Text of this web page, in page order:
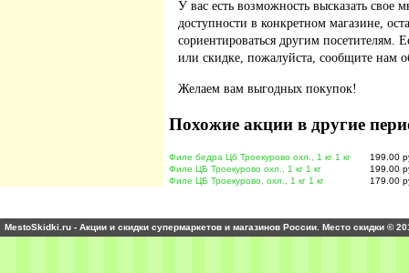
У вас есть возможность высказать свое
доступности в конкретном магазине,
сориентироваться другим
или скидке, пожалуйста, сообщите нам
Желаем вам выгодных покупок!
Похожие акции в другие
Филе бедра Цб Троекурово охл., 1 кг 1 кг
199.00
Филе ЦБ Троекурово охл., 1 кг 1 кг
199.00
Филе ЦБ Троекурово, охл., 1 кг 1 кг
179.00
MestoSkidki.ru - Акции и скидки супермаркетов и магазинов России. Место скидки ©